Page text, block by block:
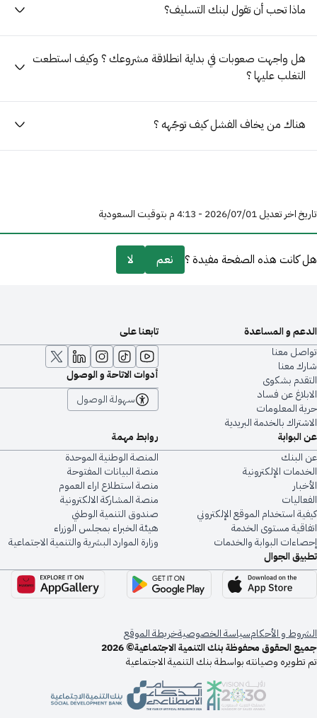
ماذا تحب أن تقول لبنك التسليف؟
هل واجهت صعوبات في بداية انطلاقة مشروعك ؟ وكيف استطعت
التغلب عليها ؟
هناك من يخاف الفشل كيف توجّهه ؟
01‏/07‏/2026 - 4:13 م بتوقيت السعودية
هذه الصفحة مفيدة ؟ نعم
الإلكترونية
استخدام الموقع الإلكتروني
مستوى الخدمة
البوابة والخدمات
روابط مهمة
المنصة الوطنية الموحدة
منصة البيانات المفتوحة
منصة استطلاع اراء العموم
منصة المشاركة الالكترونية
صندوق التنمية الوطني
هيئة الخبراء بمجلس الوزراء
وزارة الموارد البشرية والتنمية الاجتماعية
و المساعدة
معنا
معنا
بشكوى
عن فساد
المعلومات
بالخدمة البريدية
تابعنا على
أدوات الاتاحة و الوصول
سهولة الوصول
الجوال
و الأحكامسياسة الخصوصيةخريطة الموقع
الحقوق محفوظة بنك التنمية الاجتماعية© 2026
وصيانته بواسطة بنك التنمية الاجتماعية